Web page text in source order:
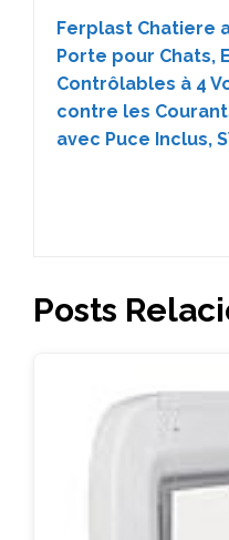
Ferplast Chatiere
Porte pour Chats,
Contrôlables à 4
contre les
avec Puce Inclus,
Posts